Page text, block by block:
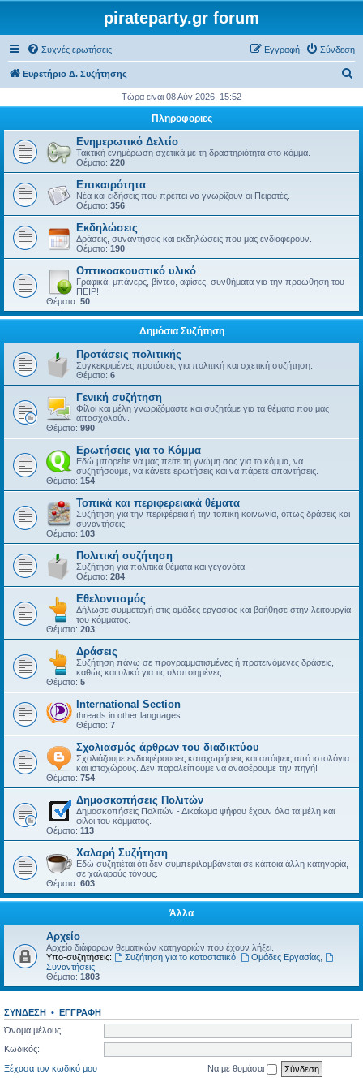
pirateparty.gr forum
Συχνές ερωτήσεις Σύνδεση
Εγγραφή
Ευρετήριο Δ. Συζήτησης
ζ
τ
Τώρα είναι 08 Αύγ 2026, 15:52
Πληροφοριες
Ενημερωτικό Δελτίο
Τακτική ενημέρωση σχετικά με τη δραστηριότητα στο κόμμα.
Θέματα: 220
Επικαιρότητα
Νέα και ειδήσεις που πρέπει να γνωρίζουν οι Πειρατές.
Θέματα: 356
Εκδηλώσεις
Δράσεις, συναντήσεις και εκδηλώσεις που μας ενδιαφέρουν.
Θέματα: 190
Οπτικοακουστικό υλικό
Γραφικά, μπάνερς, βίντεο, αφίσες, συνθήματα για την προώθηση του
ΠΕΙΡ!
Θέματα: 50
Δημόσια Συζήτηση
Προτάσεις πολιτικής
Συγκεκριμένες προτάσεις για πολιτική και σχετική συζήτηση.
Θέματα: 6
Γενική συζήτηση
Φίλοι και μέλη γνωριζόμαστε και συζητάμε για τα θέματα που μας
απασχολούν.
Θέματα: 990
Ερωτήσεις για το Κόμμα
Εδώ μπορείτε να μας πείτε τη γνώμη σας για το κόμμα, να
συζητήσουμε, να κάνετε ερωτήσεις και να πάρετε απαντήσεις.
Θέματα: 154
Τοπικά και περιφερειακά θέματα
Συζήτηση για την περιφέρεια ή την τοπική κοινωνία, όπως δράσεις και
συναντήσεις.
Θέματα: 103
Πολιτική συζήτηση
Συζήτηση για πολιτικά θέματα και γεγονότα.
Θέματα: 284
Εθελοντισμός
Δήλωσε συμμετοχή στις ομάδες εργασίας και βοήθησε στην λειτουργία
του κόμματος.
Θέματα: 203
Δράσεις
Συζήτηση πάνω σε προγραμματισμένες ή προτεινόμενες δράσεις,
καθώς και υλικό για τις υλοποιημένες.
Θέματα: 5
International Section
threads in other languages
Θέματα: 7
Σχολιασμός άρθρων του διαδικτύου
Σχολιάζουμε ενδιαφέρουσες καταχωρήσεις και απόψεις από ιστολόγια
και ιστοχώρους. Δεν παραλείπουμε να αναφέρουμε την πηγή!
Θέματα: 754
Δημοσκοπήσεις Πολιτών
Δημοσκοπήσεις Πολιτών - Δικαίωμα ψήφου έχουν όλα τα μέλη και
φίλοι του κόμματος.
Θέματα: 113
Χαλαρή Συζήτηση
Εδώ συζητιέται ότι δεν συμπεριλαμβάνεται σε κάποια άλλη κατηγορία,
σε χαλαρούς τόνους.
Θέματα: 603
Άλλα
Αρχείο
Αρχείο διάφορων θεματικών κατηγοριών που έχουν λήξει.
Υπο-συζητήσεις:
Συζήτηση για το καταστατικό, Ομάδες Εργασίας,
Συναντήσεις
Θέματα: 1803
ΣΎΝΔΕΣΗ • ΕΓΓΡΑΦΉ
Όνομα μέλους:
Κωδικός:
Ξέχασα τον κωδικό μου
Να με θυμάσαι